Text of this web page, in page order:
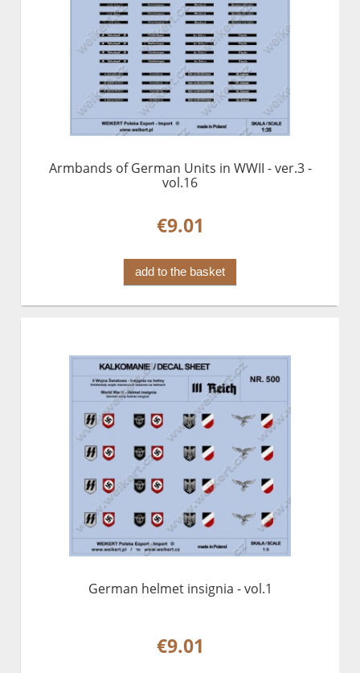
Armbands of German Units in WWII - ver.3 -
vol.16
€9.01
add to the basket
German helmet insignia - vol.1
€9.01